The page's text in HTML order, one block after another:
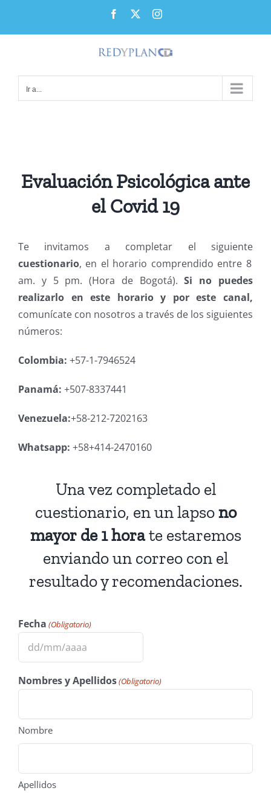
Facebook Instagram
Ir a...
Evaluación Psicológica ante
el Covid 19
Te invitamos a completar el siguiente
cuestionario, en el horario comprendido entre 8
am. y 5 pm. (Hora de Bogotá).Si no puedes
realizarlo en este horario y por este canal,
comunícate con nosotros a través de los siguientes
números:
Colombia: +57-1-7946524
Panamá: +507-8337441
Venezuela:+58-212-7202163
Whatsapp: +58+414-2470160
Una vez completado el
cuestionario, en un lapsono
mayor de 1 horate estaremos
enviando un correo con el
resultado y recomendaciones.
Fecha (Obligatorio)
DD
MM
AAAA
Nombres y Apellidos(Obligatorio)
Nombre
Apellidos